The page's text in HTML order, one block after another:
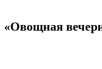
«Овощная